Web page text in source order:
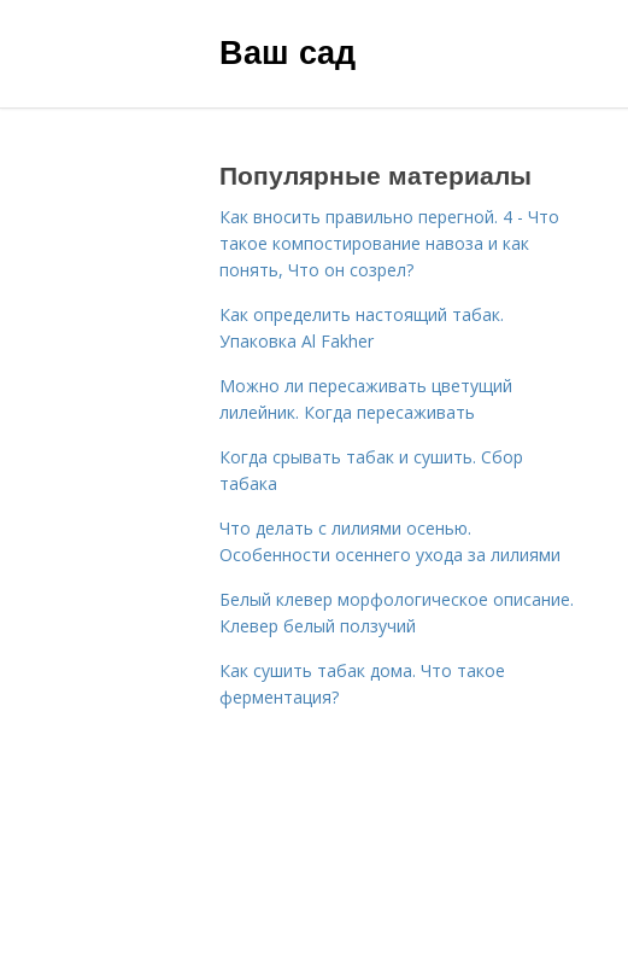
Ваш сад
Популярные материалы
Как вносить правильно перегной. 4 - Что
такое компостирование навоза и как
понять, Что он созрел?
Как определить настоящий табак.
Упаковка Al Fakher
Можно ли пересаживать цветущий
лилейник. Когда пересаживать
Когда срывать табак и сушить. Сбор
табака
Что делать с лилиями осенью.
Особенности осеннего ухода за лилиями
Белый клевер морфологическое описание.
Клевер белый ползучий
Как сушить табак дома. Что такое
ферментация?